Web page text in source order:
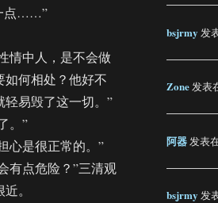
点……”
情中人，是不会做
何相处？他好不
易毁了这一切。”
。”
心是很正常的。”
点危险？”三清观
。
bsjrmy 发
Zone发表
阿器发表
bsjrmy 发